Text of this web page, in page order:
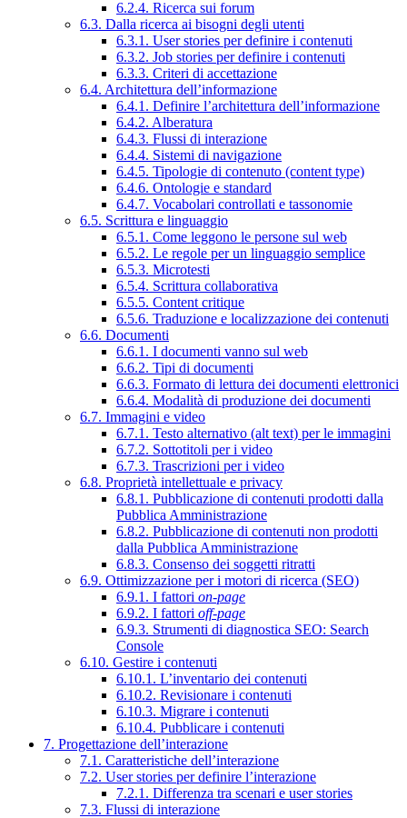
6.2.4. Ricerca sui forum
6.3. Dalla ricerca ai bisogni degli utenti
6.3.1. User stories per definire i contenuti
6.3.2. Job stories per definire i contenuti
6.3.3. Criteri di accettazione
6.4. Architettura dell’informazione
6.4.1. Definire l’architettura dell’informazione
6.4.2. Alberatura
6.4.3. Flussi di interazione
6.4.4. Sistemi di navigazione
6.4.5. Tipologie di contenuto (content type)
6.4.6. Ontologie e standard
6.4.7. Vocabolari controllati e tassonomie
6.5. Scrittura e linguaggio
6.5.1. Come leggono le persone sul web
6.5.2. Le regole per un linguaggio semplice
6.5.3. Microtesti
6.5.4. Scrittura collaborativa
6.5.5. Content critique
6.5.6. Traduzione e localizzazione dei contenuti
6.6. Documenti
6.6.1. I documenti vanno sul web
6.6.2. Tipi di documenti
6.6.3. Formato di lettura dei documenti elettronici
6.6.4. Modalità di produzione dei documenti
6.7. Immagini e video
6.7.1. Testo alternativo (alt text) per le immagini
6.7.2. Sottotitoli per i video
6.7.3. Trascrizioni per i video
6.8. Proprietà intellettuale e privacy
6.8.1. Pubblicazione di contenuti prodotti dalla
Pubblica Amministrazione
6.8.2. Pubblicazione di contenuti non prodotti
dalla Pubblica Amministrazione
6.8.3. Consenso dei soggetti ritratti
6.9. Ottimizzazione per i motori di ricerca (SEO)
6.9.1. I fattori on-page
6.9.2. I fattori off-page
6.9.3. Strumenti di diagnostica SEO: Search
Console
6.10. Gestire i contenuti
6.10.1. L’inventario dei contenuti
6.10.2. Revisionare i contenuti
6.10.3. Migrare i contenuti
6.10.4. Pubblicare i contenuti
7. Progettazione dell’interazione
7.1. Caratteristiche dell’interazione
7.2. User stories per definire l’interazione
7.2.1. Differenza tra scenari e user stories
7.3. Flussi di interazione